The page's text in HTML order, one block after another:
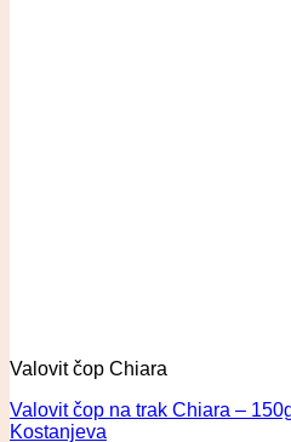
Valovit čop Chiara
Valovit čop na trak Chiara –
Kostanjeva